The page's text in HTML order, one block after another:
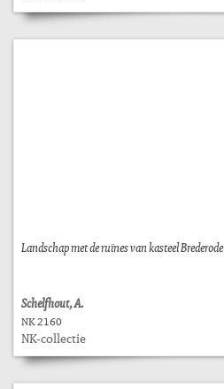
Landschap met de ruïnes van kasteel Brederode
Schelfhout, A.
NK 2160
NK-collectie